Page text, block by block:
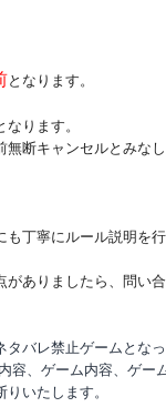
となります。
ります。
無断キャンセルとみな
も丁寧にルール説明を
がありましたら、問い
バレ禁止ゲームとな
容、 ゲーム内容、ゲー
いたします。